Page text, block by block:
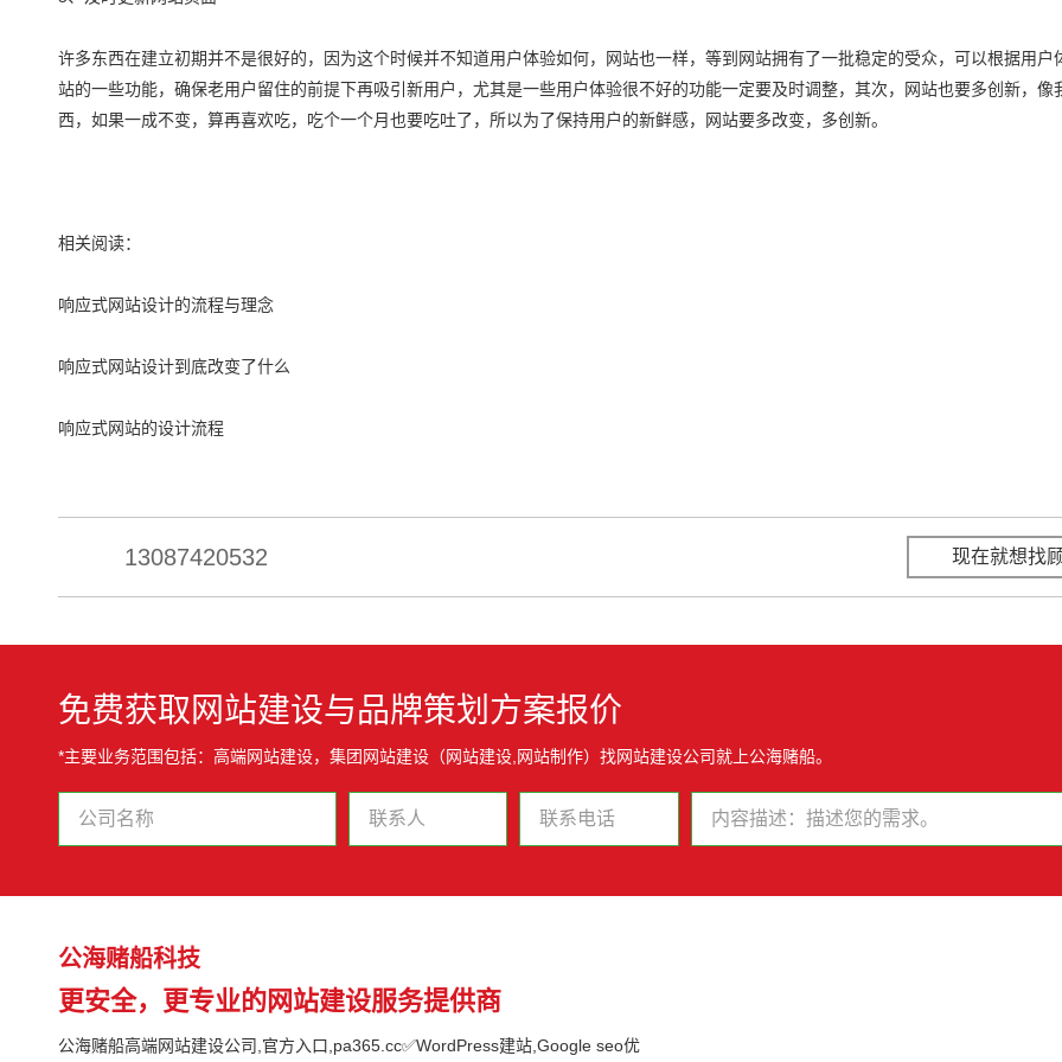
许多东西在建立初期并不是很好的，因为这个时候并不知道用户体验如何，网站也一样，等到网站拥有了一批稳定的受众，可以根据用户
站的一些功能，确保老用户留住的前提下再吸引新用户，尤其是一些用户体验很不好的功能一定要及时调整，其次，网站也要多创新，像
西，如果一成不变，算再喜欢吃，吃个一个月也要吃吐了，所以为了保持用户的新鲜感，网站要多改变，多创新。
相关阅读：
响应式网站设计的流程与理念
响应式网站设计到底改变了什么
响应式网站的设计流程
13087420532 现在就想找
免费获取网站建设与品牌策划方案报价
*主要业务范围包括：高端网站建设，集团网站建设（网站建设,网站制作）找网站建设公司就上公海赌船。
公海赌船科技
更安全，更专业的网站建设服务提供商
公海赌船高端网站建设公司,官方入口,pa365.cc✅WordPress建站,Google seo优